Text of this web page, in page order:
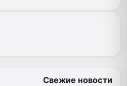
Свежие новости